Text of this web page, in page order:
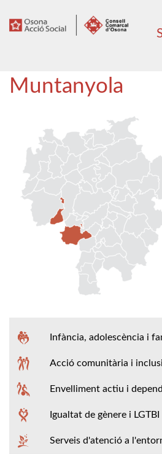
Muntanyola
Infància, adolescència i
Acció comunitària i
Envelliment actiu i
Igualtat de gènere i LGTBI
Serveis d'atenció a